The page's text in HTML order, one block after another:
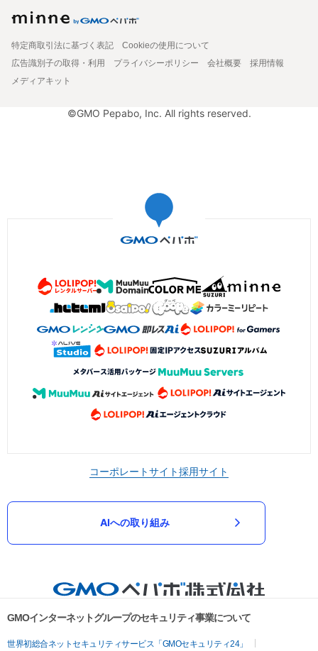
特定商取引法に基づく表記
Cookieの使用について
広告識別子の取得・利用
プライバシーポリシー 会社概要
採用情報
メディアキット
©GMO Pepabo, Inc. All rights reserved.
コーポレートサイト採用サイト
AIへの取り組み
GMOインターネットグループのセキュリティ事業について
世界初総合ネットセキュリティサービス「GMOセキュリティ24」